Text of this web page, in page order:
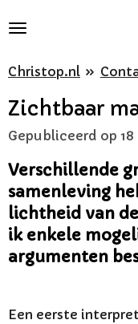
naar
hoofdinhoud
Christop.nl »
Zichtbaar
Gepubliceerd op 18
Verschillende
samenleving
lichtheid van
ik enkele
argumenten
Een eerste